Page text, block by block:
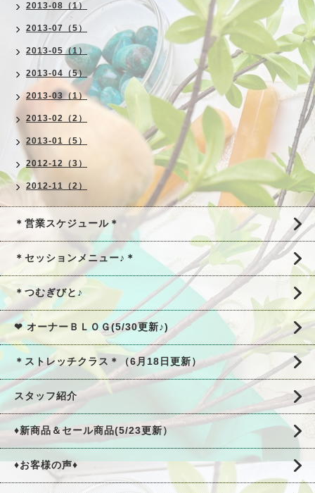
2013-08（1）
2013-07（5）
2013-05（1）
2013-04（5）
2013-03（1）
2013-02（2）
2013-01（5）
2012-12（3）
2012-11（2）
＊営業スケジュール＊
＊セッションメニュー♪＊
＊つむぎびと♪
❤ オーナーＢＬＯＧ(5/30更新♪)
＊ストレッチクラス＊（6月18日更新）
スタッフ紹介
♦新商品＆セール商品(5/23更新）
♦お客様の声♦